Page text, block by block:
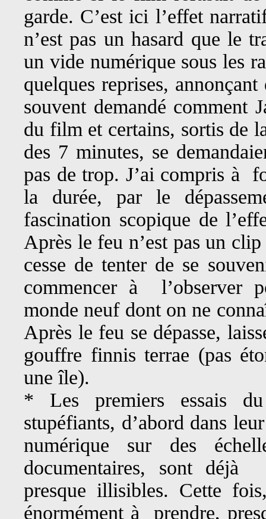
garde. C’est ici l’effet
n’est pas un hasard que le
un vide numérique sous les
quelques reprises,
souvent demandé comment
du film et certains, sortis de
des 7 minutes, se
pas de trop. J’ai compris à
la durée, par le
fascination scopique de
Après le feu n’est pas un
cesse de tenter de se
commencer à l’observer
monde neuf dont on ne
Après le feu se dépasse,
gouffre finnis terrae (pas
une île).
* Les premiers essais
stupéfiants, d’abord dans
numérique sur des
documentaires, sont
presque illisibles. Cette
énormément à prendre,